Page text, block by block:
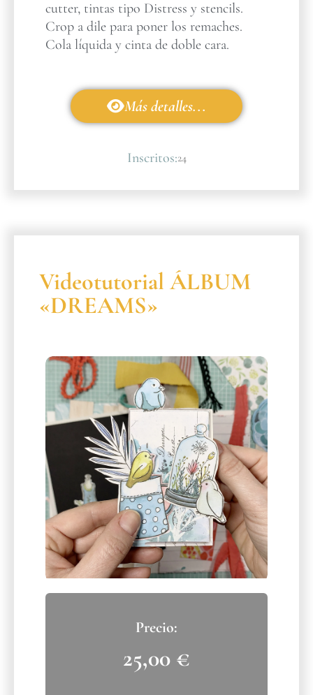
cutter, tintas tipo Distress y stencils.
Crop a dile para poner los remaches.
Cola líquida y cinta de doble cara.
Más detalles...
Inscritos:24
Videotutorial ÁLBUM
«DREAMS»
25,00 €